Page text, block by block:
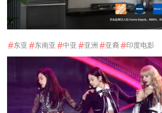
#东亚#东南亚#中亚#亚洲#亚裔#印度电影